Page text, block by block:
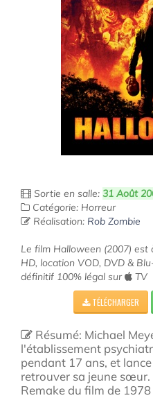
Sortie en salle: 31 Août
Catégorie: Horreur
Réalisation: Rob Zombie
Le film Halloween (2007)
HD, location VOD, DVD &
définitif 100% légal sur
TV
TÉLÉCHARGER
Résumé: Michael
l'établissement
pendant 17 ans, et
retrouver sa jeune
Remake du film de